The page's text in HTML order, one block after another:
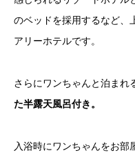
のベッドを採用するなど、
アリーホテルです。
さらにワンちゃんと泊まれ
た半露天風呂付き。
入浴時にワンちゃんをお部